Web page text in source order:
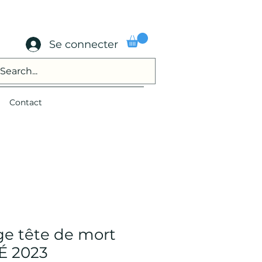
Se connecter
Contact
tête de mort
2023